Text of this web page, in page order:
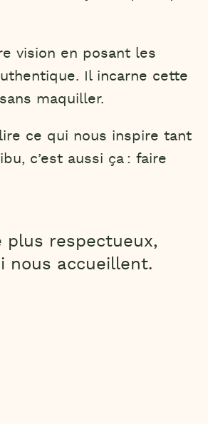
vision en posant les
Il incarne cette
maquiller.
ce qui nous inspire tant
c’est aussi ça : faire
plus respectueux,
nous accueillent.